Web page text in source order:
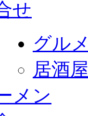
せ
グルメ
居酒屋
メン